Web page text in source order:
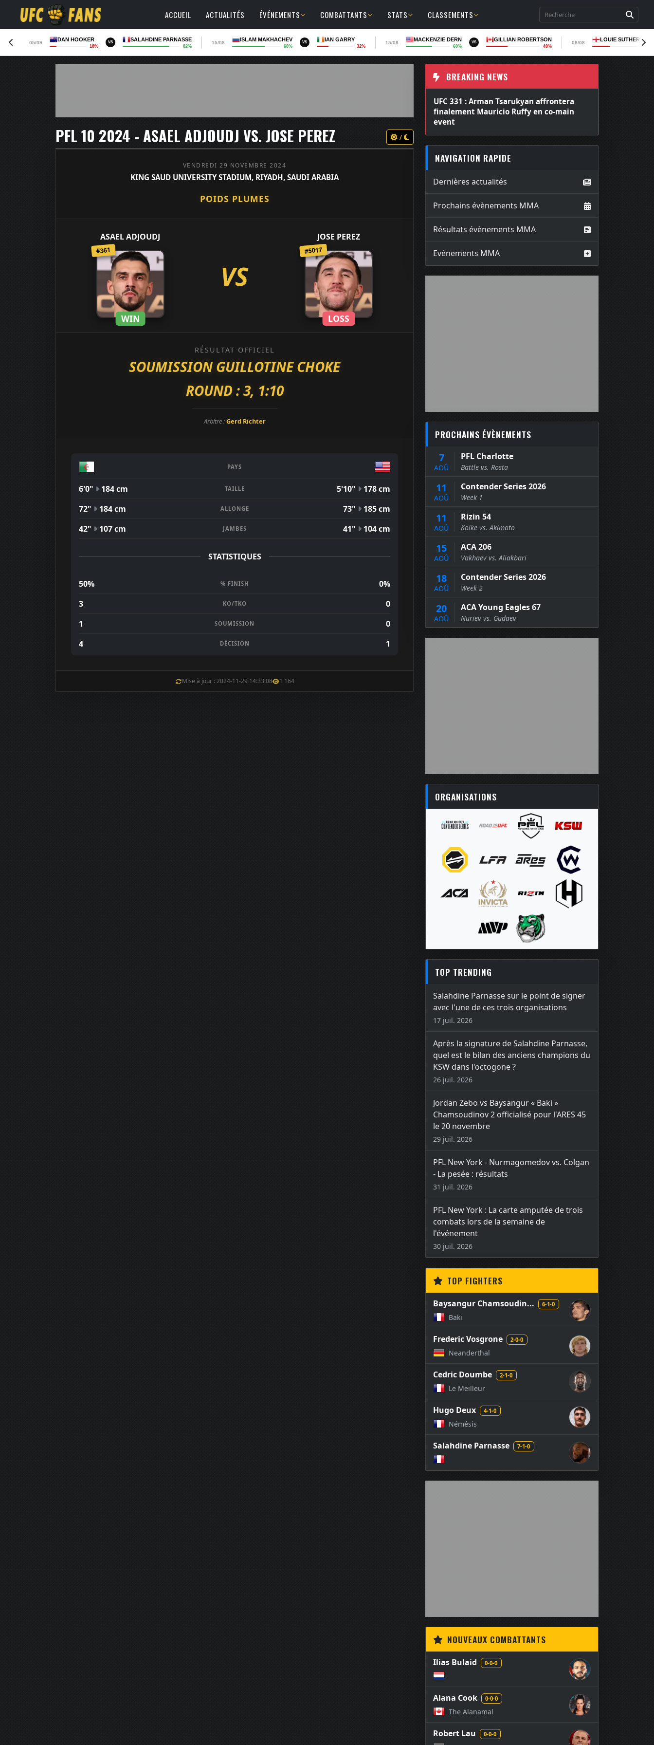
ACCUEIL ACTUALITÉS ÉVÉNEMENTS COMBATTANTS STATS CLASSEMENTS
05/09
DAN HOOKER
18%
VS SALAHDINE PARNASSE
82%
15/08
ISLAM MAKHACHEV
68%
VS IAN GARRY
32%
15/08
MACKENZIE DERN
60%
VS GILLIAN ROBERTSON
40%
08/08
LOUIE
PFL 10 2024 - ASAEL ADJOUDJ VS. JOSE PEREZ /
VENDREDI 29 NOVEMBRE 2024
KING SAUD UNIVERSITY STADIUM, RIYADH, SAUDI ARABIA
POIDS PLUMES
ASAEL ADJOUDJ
#361
WIN
VS
JOSE PEREZ
#5017
LOSS
RÉSULTAT OFFICIEL
SOUMISSION GUILLOTINE CHOKE
ROUND : 3, 1:10
Arbitre :Gerd Richter
PAYS
6'0" 184 cm TAILLE 5'10"
178 cm
72"
184 cm ALLONGE 73"
185 cm
42"
107 cm JAMBES 41" 104 cm
STATISTIQUES
50% % FINISH
0%
3
KO/TKO
0
1
SOUMISSION
0
4
DÉCISION 1
Mise à jour : 2024-11-29 14:33:08 1 164
BREAKING NEWS
UFC 331 : Arman Tsarukyan affrontera
finalement Mauricio Ruffy en co-main
event
NAVIGATION RAPIDE
Dernières actualités
Prochains évènements MMA
Résultats évènements MMA
Evènements MMA
PROCHAINS ÉVÈNEMENTS
7
AOÛ
PFL Charlotte
Battle vs. Rosta
11
AOÛ
Contender Series 2026
Week 1
11
AOÛ
Rizin 54
Koike vs. Akimoto
15
AOÛ
ACA 206
Vakhaev vs. Aliakbari
18
AOÛ
Contender Series 2026
Week 2
20
AOÛ
ACA Young Eagles 67
Nuriev vs. Gudaev
ORGANISATIONS
TOP TRENDING
Salahdine Parnasse sur le point de signer
avec l'une de ces trois organisations
17 juil. 2026
Après la signature de Salahdine Parnasse,
quel est le bilan des anciens champions du
KSW dans l'octogone ?
26 juil. 2026
Jordan Zebo vs Baysangur « Baki »
Chamsoudinov 2 officialisé pour l'ARES 45
le 20 novembre
29 juil. 2026
PFL New York - Nurmagomedov vs. Colgan
- La pesée : résultats
31 juil. 2026
PFL New York : La carte amputée de trois
combats lors de la semaine de
l'événement
30 juil. 2026
TOP FIGHTERS
Baysangur Chamsoudin... 6-1-0
Baki
Frederic Vosgrone 2-0-0
Neanderthal
Cedric Doumbe 2-1-0
Le Meilleur
Hugo Deux 4-1-0
Némésis
Salahdine Parnasse 7-1-0
NOUVEAUX COMBATTANTS
Ilias Bulaid 0-0-0
Alana Cook 0-0-0
The Alanamal
Robert Lau 0-0-0